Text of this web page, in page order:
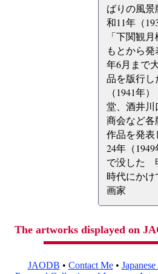
ばりの風
和11年（
「下関観
もとから
年6月まで
品を版行し
（1941年
堂、酒井川
商会など
作品を発表
24年（
で没した
時代にか
画家
The artworks displayed on
JAODB • Contact Me•